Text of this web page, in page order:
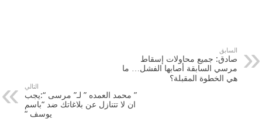
السابق
صادق: جميع محاولات إسقاط
مرسي السابقة أصابها الفشل… ما
هي الخطوة المقبلة؟
التالي
” محمد العمده ” لـ” مرسى “:يجب
ان لا تتنازل عن بلاغاتك ضد “باسم
يوسف “